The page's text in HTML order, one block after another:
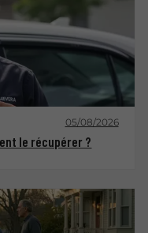
05/08/2026
le récupérer ?